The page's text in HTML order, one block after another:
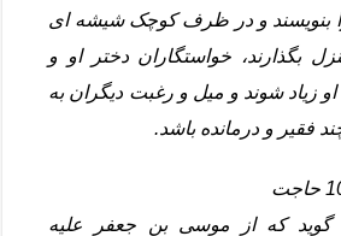
بنویسند و در ظرف کوچک شیشه ای
بگذارند، خواستگاران دختر او و
زیاد شوند و میل و رغبت دیگران به
فقیر و درمانده باشد.
گوید که از موسی بن جعفر علیه